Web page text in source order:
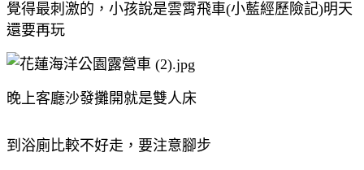
覺得最刺激的，小孩說是雲霄飛車(小藍經歷險記)明天
還要再玩
晚上客廳沙發攤開就是雙人床
到浴廁比較不好走，要注意腳步